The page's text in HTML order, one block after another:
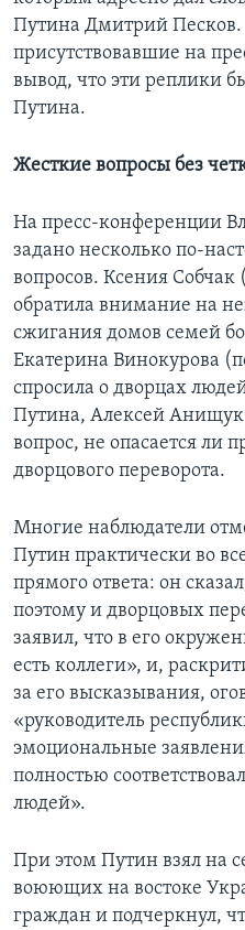
Путина Дмитрий Песков.
присутствовавшие на
вывод, что эти реплики
Путина.
Жесткие вопросы без
На пресс-конференции
задано несколько по-
вопросов. Ксения
обратила внимание на
сжигания домов семей
Екатерина Винокурова
спросила о дворцах
Путина, Алексей Анищук
вопрос, не опасается ли
дворцового переворота.
Многие наблюдатели
Путин практически во
прямого ответа: он
поэтому и дворцовых
заявил, что в его
есть коллеги», и,
за его высказывания,
«руководитель
эмоциональные
полностью
людей».
При этом Путин взял на
воюющих на востоке
граждан и подчеркнул,